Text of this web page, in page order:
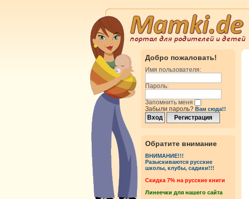
Добро пожаловать!
Имя пользователя:
Пароль:
Запомнить меня
Забыли пароль? Вам сюда!!
Обратите внимание
ВНИМАНИЕ!!!
Разыскиваются русские
школы, клубы, садики!!!
Cкидка 7% на русские книги
Линеечки для нашего сайта